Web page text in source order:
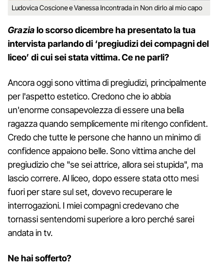
Ludovica Coscione e Vanessa Incontrada in Non dirlo al mio capo
Grazialo scorso dicembre ha presentato la tua
intervista parlando di ‘pregiudizi dei compagni del
liceo’ di cui sei stata vittima. Ce ne parli?
Ancora oggi sono vittima di pregiudizi, principalmente
per l'aspetto estetico. Credono che io abbia
un'enorme consapevolezza di essere una bella
ragazza quando semplicemente mi ritengo confident.
Credo che tutte le persone che hanno un minimo di
confidence appaiono belle. Sono vittima anche del
pregiudizio che "se sei attrice, allora sei stupida", ma
lascio correre. Al liceo, dopo essere stata otto mesi
fuori per stare sul set, dovevo recuperare le
interrogazioni. I miei compagni credevano che
tornassi sentendomi superiore a loro perché sarei
andata in tv.
Ne hai sofferto?